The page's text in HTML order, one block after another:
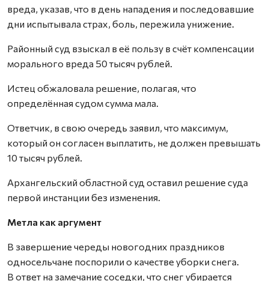
вреда, указав, что в день нападения и последовавшие
дни испытывала страх, боль, пережила унижение.
Районный суд взыскал в её пользу в счёт компенсации
морального вреда 50 тысяч рублей.
Истец обжаловала решение, полагая, что
определённая судом сумма мала.
Ответчик, в свою очередь заявил, что максимум,
который он согласен выплатить, не должен превышать
10 тысяч рублей.
Архангельский областной суд оставил решение суда
первой инстанции без изменения.
Метла как аргумент
В завершение череды новогодних праздников
односельчане поспорили о качестве уборки снега.
В ответ на замечание соседки, что снег убирается